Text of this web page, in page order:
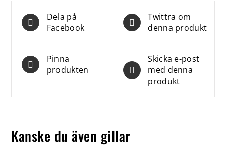
Dela på
Facebook
Twittra om
denna produkt
Pinna
produkten
Skicka e-post
med denna
produkt
Kanske du även gillar